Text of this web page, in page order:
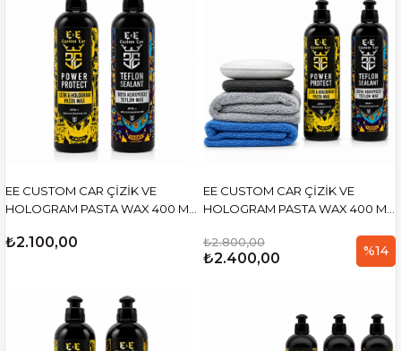
EE CUSTOM CAR ÇİZİK VE
HOLOGRAM PASTA WAX 400 ML
WAX 400 ML
₺2.100,00
EE CUSTOM CAR ÇİZİK VE
HOLOGRAM PASTA WAX 400 ML
WAX 400 ML (2 ADET PED VE 2
ADET MİKROFİBER BEZ İLE)
₺2.800,00
₺2.400,00 %14